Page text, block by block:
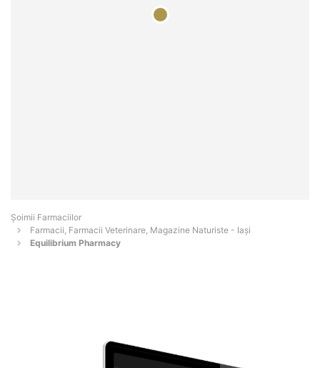
Şoimii Farmaciilor
Farmacii, Farmacii Veterinare, Magazine Naturiste - Iaşi
Equilibrium Pharmacy